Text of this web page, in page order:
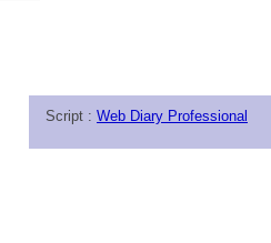
Script : Web Diary Professional